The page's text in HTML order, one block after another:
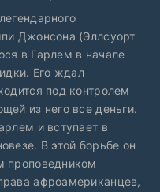
Джонсона (Эллсуорт
в Гарлем в начале
Его ждал
под контролем
из него все деньги.
и вступает в
В этой борьбе он
проповедником
афроамериканцев,